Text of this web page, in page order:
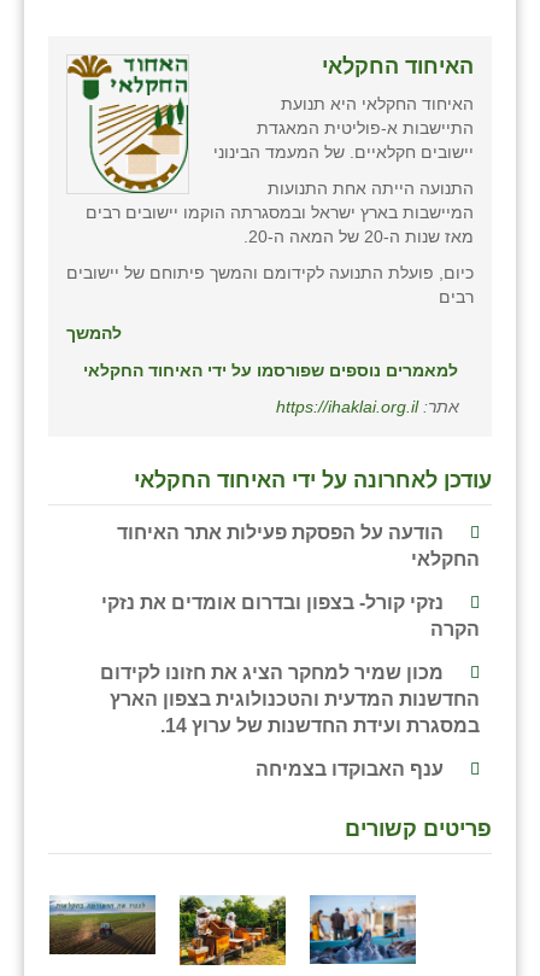
האיחוד החקלאי
האיחוד החקלאי היא תנועת
התיישבות א-פוליטית המאגדת
יישובים חקלאיים. של המעמד הבינוני
התנועה הייתה אחת התנועות
המיישבות בארץ ישראל ובמסגרתה הוקמו יישובים רבים
מאז שנות ה-20 של המאה ה-20.
כיום, פועלת התנועה לקידומם והמשך פיתוחם של יישובים
רבים
להמשך
למאמרים נוספים שפורסמו על ידי האיחוד החקלאי
אתר:https://ihaklai.org.il
עודכן לאחרונה על ידי האיחוד החקלאי
הודעה על הפסקת פעילות אתר האיחוד
החקלאי
נזקי קורל- בצפון ובדרום אומדים את נזקי
הקרה
מכון שמיר למחקר הציג את חזונו לקידום
החדשנות המדעית והטכנולוגית בצפון הארץ
במסגרת ועידת החדשנות של ערוץ 14.
ענף האבוקדו בצמיחה
פריטים קשורים
יד השמונה
כפר ביאליק
כפר הרי״ף
כפר מע״ש
כפר מרדכי
כפר סבא (אגרא)
מגשימים
מישר
מנחמיה
נהריה (אג״ש)